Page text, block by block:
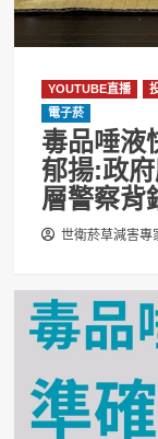
YOUTUBE直播
電子菸
毒品唾
郁揚:政
層警察背
世衛菸草減害專